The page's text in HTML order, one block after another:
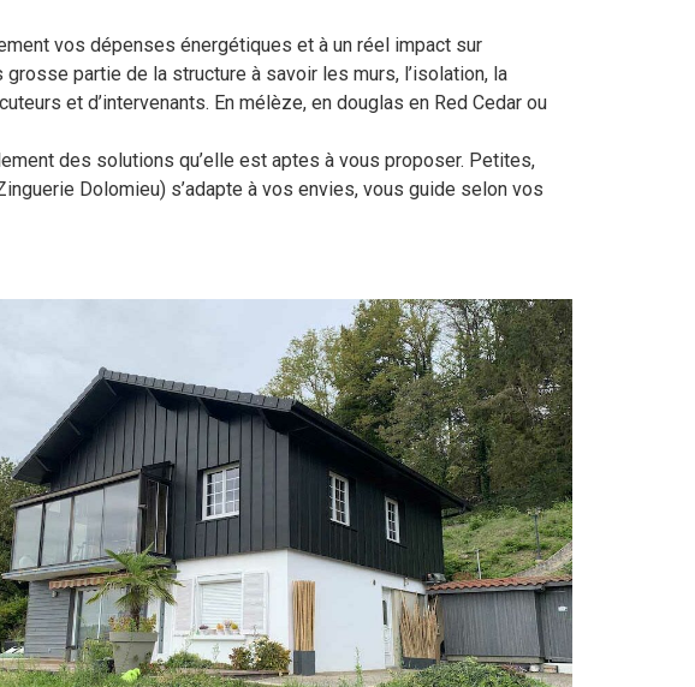
vos dépenses énergétiques et à un réel impact sur
partie de la structure à savoir les murs, l’isolation, la
et d’intervenants. En mélèze, en douglas en Red Cedar ou
des solutions qu’elle est aptes à vous proposer. Petites,
Dolomieu) s’adapte à vos envies, vous guide selon vos